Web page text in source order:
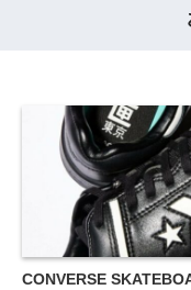
CONVERSE